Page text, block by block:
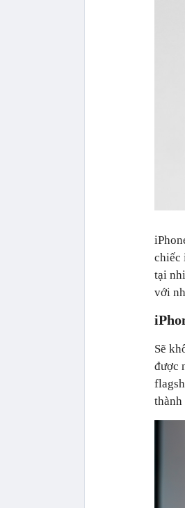
chiếc
tại
với
Sẽ
được
thành